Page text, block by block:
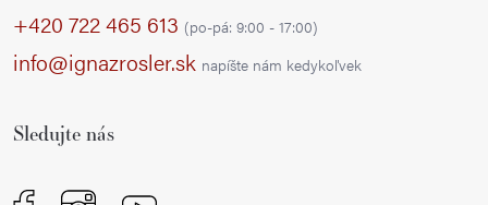
+420 722 465 613 (po-pá: 9:00 - 17:00)
info@ignazrosler.sk napíšte nám kedykoľvek
Sledujte nás